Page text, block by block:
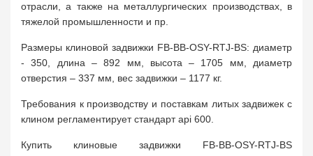
отрасли, а также на металлургических производствах, в
тяжелой промышленности и пр.
Размеры клиновой задвижки FB-BB-OSY-RTJ-BS: диаметр
- 350, длина – 892 мм, высота – 1705 мм, диаметр
отверстия – 337 мм, вес задвижки – 1177 кг.
Требования к производству и поставкам литых задвижек с
клином регламентирует стандарт api 600.
Купить клиновые задвижки FB-BB-OSY-RTJ-BS